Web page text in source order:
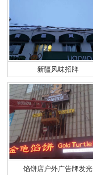
新疆风味招牌
馅饼店户外广告牌发光